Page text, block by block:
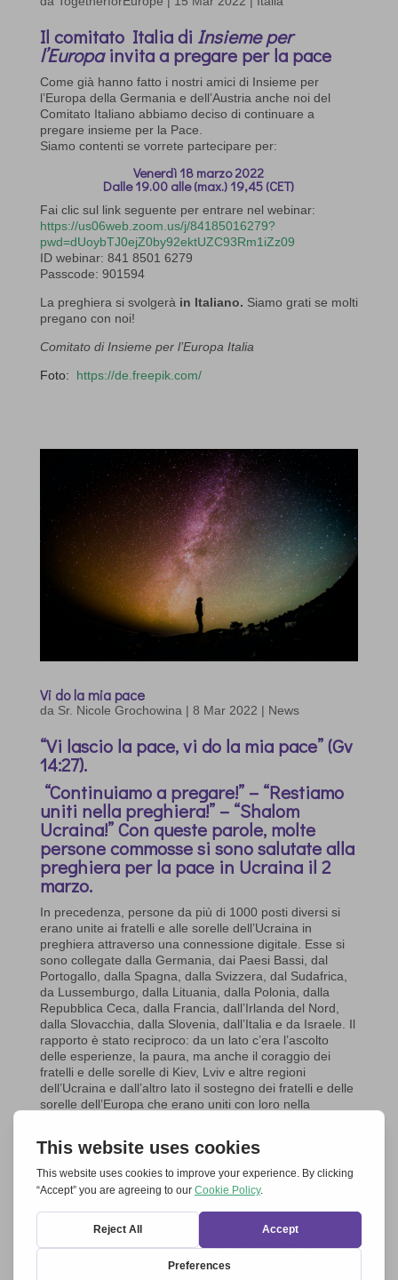
Il comitato Italia di Insieme per
l’Europainvita a pregare per la pace
Come già hanno fatto i nostri amici di Insieme per
l’Europa della Germania e dell’Austria anche noi del
Comitato Italiano abbiamo deciso di continuare a
pregare insieme per la Pace
Siamo contenti se vorrete partecipare per:
Venerdì 18 marzo2022
Dalle 19.00 alle (max.) 19,45 (CET)
Fai clic sul link seguente per entrare nel webinar:
https://us06web.zoom.us/j/84185016279?
pwd=dUoybTJ0ejZ0by92ektUZC93Rm1iZz09
ID webinar: 841 8501 6279
Passcode: 901594
La preghiera si svolgerà in Italiano. Siamo grati se molti
pregano con noi!
Comitato di Insieme per l’Europa Italia
Foto: https://de.freepik.com/
Vi do la mia pace
da Sr. Nicole Grochowina | 8 Mar 2022 | News
“Vi lascio la pace, vi do la mia pace” (Gv
14:27).
“Continuiamo a pregare!” – “Restiamo
uniti nella preghiera!” – “Shalom
Ucraina!” Con queste parole, molte
persone commosse si sono salutate alla
preghiera per la pace in Ucraina il 2
marzo.
In precedenza, persone da più di 1000 posti diversi si
erano unite ai fratelli e alle sorelle dell’Ucraina in
preghiera attraverso una connessione digitale. Esse si
sono collegate dalla Germania, dai Paesi Bassi, dal
Portogallo, dalla Spagna, dalla Svizzera, dal Sudafrica,
da Lussemburgo, dalla Lituania, dalla Polonia, dalla
Repubblica Ceca, dalla Francia, dall’Irlanda del Nord,
dalla Slovacchia, dalla Slovenia, dall’Italia e da Israele. Il
rapporto è stato reciproco: da un lato c’era l’ascolto
delle esperienze, la paura, ma anche il coraggio dei
fratelli e delle sorelle di Kiev, Lviv e altre regioni
dell’Ucraina e dall’altro lato il sostegno dei fratelli e delle
sorelle dell’Europa che erano uniti con loro nella
partecipare a questo momento di preghiera. Ma era
subito chiaro che la preghiera doveva contare su di una
base molto ampia. Numerose altre reti si sono unite e
hanno sostenuto l’iniziativa, per esempio ”Evangelische
Allianz Deutschland” ha messo a disposizione la